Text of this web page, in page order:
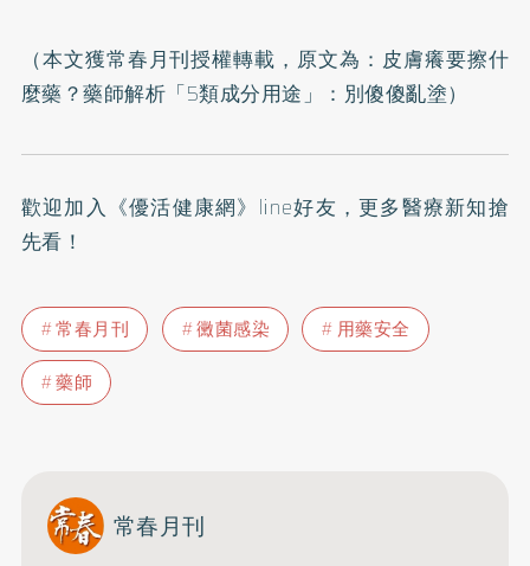
（本文獲常春月刊授權轉載，原文為： 皮膚癢要擦什
麼藥？藥師解析「5類成分用途」：別傻傻亂塗）
歡迎加入 《優活健康網》line好友 ，更多醫療新知搶
先看！
常春月刊 黴菌感染
用藥安全
藥師
常春月刊